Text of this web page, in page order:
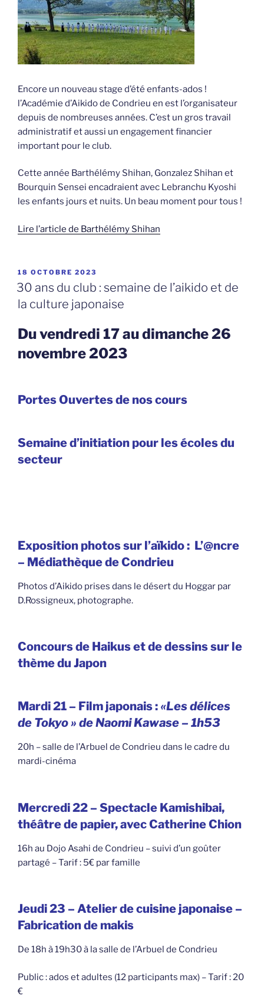
Encore un nouveau stage d’été enfants-ados !
l’Académie d’Aikido de Condrieu en est l’organisateur
depuis de nombreuses années. C’est un gros travail
administratif et aussi un engagement financier
important pour le club.
Cette année Barthélémy Shihan, Gonzalez Shihan et
Bourquin Sensei encadraient avec Lebranchu Kyoshi
les enfants jours et nuits. Un beau moment pour tous !
Lire l’article de Barthélémy Shihan
PUBLIÉ
LE
18 OCTOBRE 2023
30 ans du club : semaine de l’aikido et de
la culture japonaise
Du vendredi 17 au dimanche 26
novembre 2023
Portes Ouvertes de nos cours
Semaine d’initiation pour les écoles du
secteur
Exposition photos sur l’aïkido : L’@ncre
– Médiathèque de Condrieu
Photos d’Aikido prises dans le désert du Hoggar par
D.Rossigneux, photographe.
Concours de Haikus et de dessins sur le
thème du Japon
Mardi 21 – Film japonais : «Les délices
de Tokyo » de Naomi Kawase – 1h53
20h – salle de l’Arbuel de Condrieu dans le cadre du
mardi-cinéma
Mercredi 22 – Spectacle Kamishibai,
théâtre de papier, avec Catherine Chion
16h au Dojo Asahi de Condrieu – suivi d’un goûter
partagé – Tarif : 5€ par famille
Jeudi 23 – Atelier de cuisine japonaise –
Fabrication de makis
De 18h à 19h30 à la salle de l’Arbuel de Condrieu
Public : ados et adultes (12 participants max) – Tarif : 20
€